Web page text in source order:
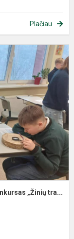
Plačiau
„Žinių tra...